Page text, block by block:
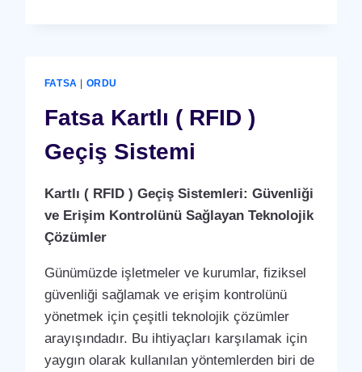
FATSA ORDU
Fatsa Kartlı ( RFID )
Geçiş Sistemi
Kartlı ( RFID ) Geçiş Sistemleri: Güvenliği
ve Erişim Kontrolünü Sağlayan Teknolojik
Çözümler
Günümüzde işletmeler ve kurumlar, fiziksel
güvenliği sağlamak ve erişim kontrolünü
yönetmek için çeşitli teknolojik çözümler
arayışındadır. Bu ihtiyaçları karşılamak için
yaygın olarak kullanılan yöntemlerden biri de